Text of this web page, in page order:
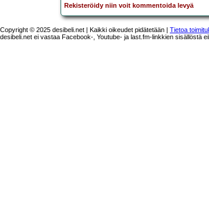
Rekisteröidy niin voit kommentoida levyä
Copyright © 2025 desibeli.net | Kaikki oikeudet pidätetään | Tietoa
desibeli.net ei vastaa Facebook-, Youtube- ja last.fm-linkkien sisällöstä